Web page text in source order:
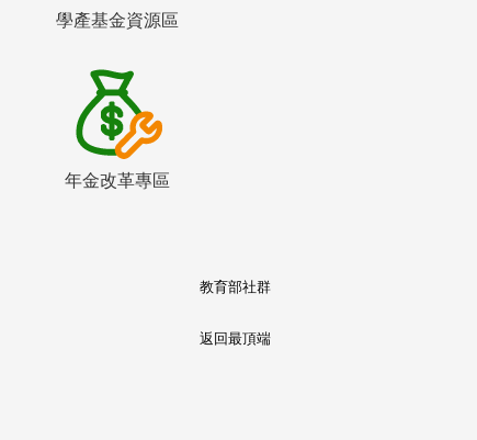
學產基金資源區
年金改革專區
教育部社群
返回最頂端